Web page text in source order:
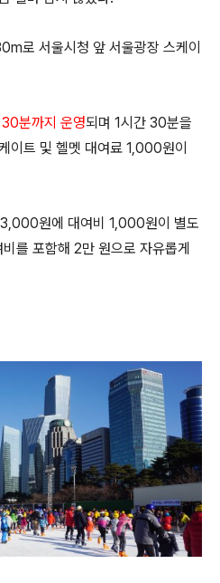
로 서울시청 앞 서울광장 스케이
분까지 운영되며 1시간 30분을
이트 및 헬멧 대여료 1,000원이
원에 대여비 1,000원이 별도
를 포함해 2만 원으로 자유롭게